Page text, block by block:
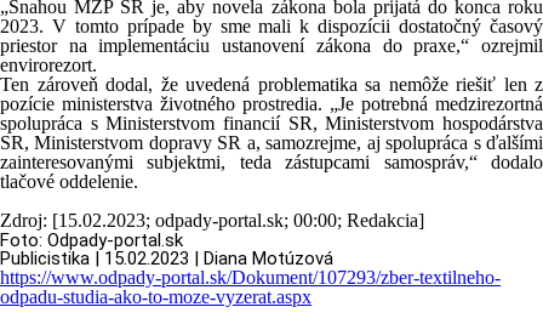
„Snahou MŽP SR je, aby novela zákona bola prijatá do konca roku
2023. V tomto prípade by sme mali k dispozícii dostatočný časový
priestor na implementáciu ustanovení zákona do praxe,“ ozrejmil
envirorezort.
Ten zároveň dodal, že uvedená problematika sa nemôže riešiť len z
pozície ministerstva životného prostredia. „Je potrebná medzirezortná
spolupráca s Ministerstvom financií SR, Ministerstvom hospodárstva
SR, Ministerstvom dopravy SR a, samozrejme, aj spolupráca s ďalšími
zainteresovanými subjektmi, teda zástupcami samospráv,“ dodalo
tlačové oddelenie.
Zdroj: [15.02.2023; odpady-portal.sk; 00:00; Redakcia]
Foto: Odpady-portal.sk
Publicistika | 15.02.2023 | Diana Motúzová
https://www.odpady-portal.sk/Dokument/107293/zber-textilneho-
odpadu-studia-ako-to-moze-vyzerat.aspx